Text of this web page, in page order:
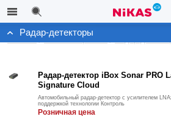
Каталог Автоэлектроника
Радар-детекторы
Радар-детектор iBox Sonar PRO
Signature Cloud
Автомобильный радар-детектор с усилителем
поддержкой технологии Контроль
Розничная цена